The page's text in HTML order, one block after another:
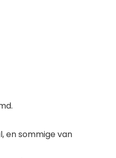
en sommige van